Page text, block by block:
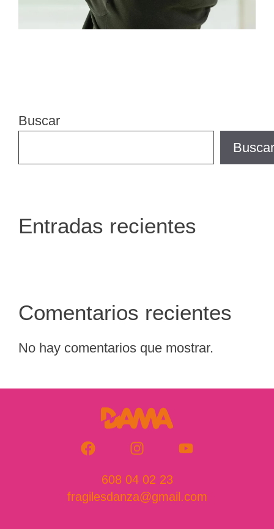
Buscar
Buscar
Entradas recientes
Comentarios recientes
No hay comentarios que mostrar.
608 04 02 23
fragilesdanza@gmail.com